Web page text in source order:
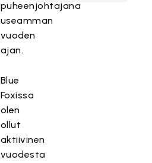
puheenjohtajana
useamman
vuoden
ajan.
Blue
Foxissa
olen
ollut
aktiivinen
vuodesta